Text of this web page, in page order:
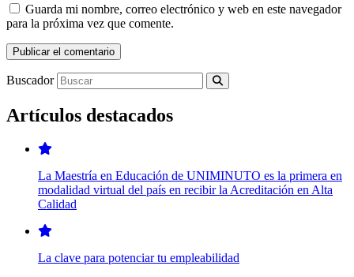
Guarda mi nombre, correo electrónico y web en este navegador
para la próxima vez que comente.
Buscador
Artículos destacados
La Maestría en Educación de UNIMINUTO es la primera en
modalidad virtual del país en recibir la Acreditación en Alta
Calidad
La clave para potenciar tu empleabilidad